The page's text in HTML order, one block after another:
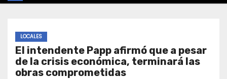
LOCALES
El intendente Papp afirmó que a pesar
de la crisis económica, terminará las
obras comprometidas